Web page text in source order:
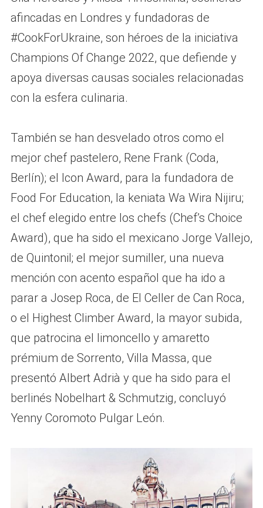
afincadas en Londres y fundadoras de
#CookForUkraine, son héroes de la iniciativa
Champions Of Change 2022, que defiende y
apoya diversas causas sociales relacionadas
con la esfera culinaria.
También se han desvelado otros como el
mejor chef pastelero, Rene Frank (Coda,
Berlín); el Icon Award, para la fundadora de
Food For Education, la keniata Wa Wira Nijiru;
el chef elegido entre los chefs (Chef’s Choice
Award), que ha sido el mexicano Jorge Vallejo,
de Quintonil; el mejor sumiller, una nueva
mención con acento español que ha ido a
parar a Josep Roca, de El Celler de Can Roca,
o el Highest Climber Award, la mayor subida,
que patrocina el limoncello y amaretto
prémium de Sorrento, Villa Massa, que
presentó Albert Adrià y que ha sido para el
berlinés Nobelhart & Schmutzig, concluyó
Yenny Coromoto Pulgar León.